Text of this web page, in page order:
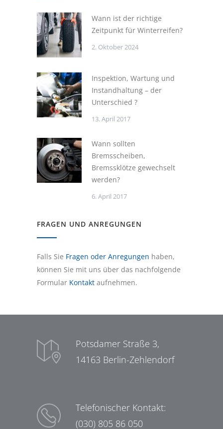
Wann ist der richtige
Zeitpunkt für Winterreifen?
2. Oktober 2024
Inspektion, Wartung und
Instandhaltung – der
Unterschied ?
13. April 2017
Wann sollten
Bremsscheiben,
Bremssklötze gewechselt
werden?
6. April 2017
FRAGEN UND ANREGUNGEN
Falls Sie Fragen oder Anregungen haben,
können Sie mit uns über das nachfolgende
Formular Kontakt aufnehmen.
Potsdamer Straße 3,
14163 Berlin-Zehlendorf
Telefonischer Kontakt:
(030) 805 86 050